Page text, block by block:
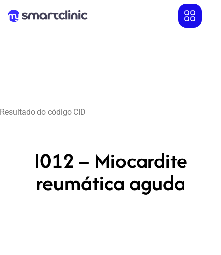
Resultado do código CID
I012 – Miocardite
reumática aguda